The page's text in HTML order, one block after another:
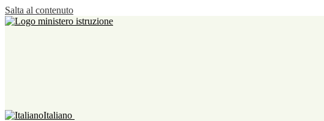
Salta al contenuto
Italiano